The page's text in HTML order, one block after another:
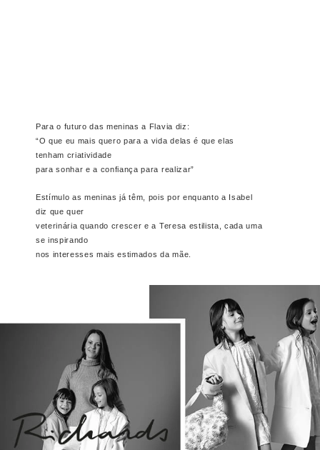
Para o futuro das meninas a Flavia diz:
“O que eu mais quero para a vida delas é que elas
tenham criatividade
para sonhar e a confiança para realizar”
Estímulo as meninas já têm, pois por enquanto a Isabel
diz que quer
veterinária quando crescer e a Teresa estilista, cada uma
se inspirando
nos interesses mais estimados da mãe.